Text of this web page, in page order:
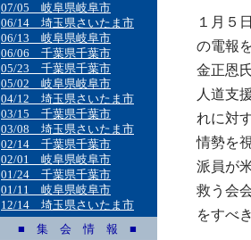
07/05 岐阜県岐阜市
06/14 埼玉県さいたま市
06/13 岐阜県岐阜市
06/06 千葉県千葉市
05/23 千葉県千葉市
05/02 岐阜県岐阜市
04/12 埼玉県さいたま市
03/15 千葉県千葉市
03/08 埼玉県さいたま市
02/14 千葉県千葉市
02/01 岐阜県岐阜市
01/24 千葉県千葉市
01/11 岐阜県岐阜市
12/14 埼玉県さいたま市
■ 集 会 情 報 ■
１月５
の電報
金正恩
人道支
れに対
情勢を
派員が
救う会
をすべ